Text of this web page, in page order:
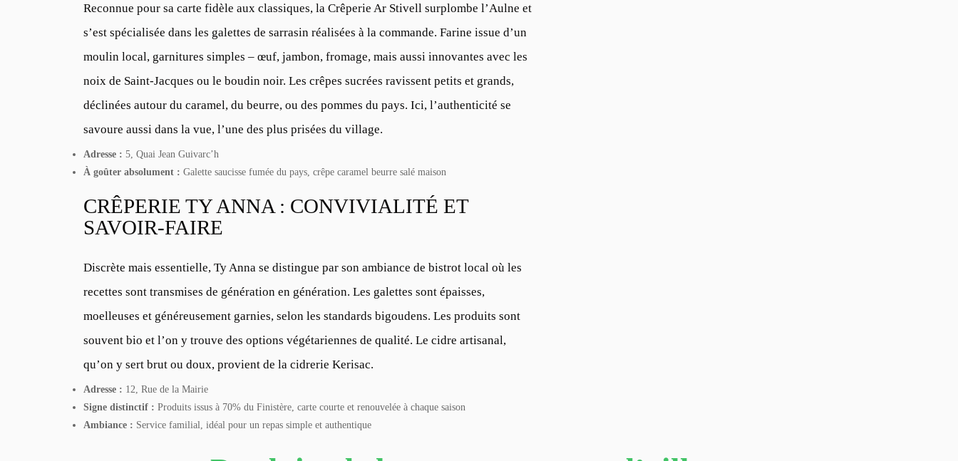
Reconnue pour sa carte fidèle aux classiques, la Crêperie Ar Stivell surplombe l’Aulne et
s’est spécialisée dans les galettes de sarrasin réalisées à la commande. Farine issue d’un
moulin local, garnitures simples – œuf, jambon, fromage, mais aussi innovantes avec les
noix de Saint-Jacques ou le boudin noir. Les crêpes sucrées ravissent petits et grands,
déclinées autour du caramel, du beurre, ou des pommes du pays. Ici, l’authenticité se
savoure aussi dans la vue, l’une des plus prisées du village.
Adresse : 5, Quai Jean Guivarc’h
À goûter absolument : Galette saucisse fumée du pays, crêpe caramel beurre salé maison
CRÊPERIE TY ANNA : CONVIVIALITÉ ET
SAVOIR-FAIRE
Discrète mais essentielle, Ty Anna se distingue par son ambiance de bistrot local où les
recettes sont transmises de génération en génération. Les galettes sont épaisses,
moelleuses et généreusement garnies, selon les standards bigoudens. Les produits sont
souvent bio et l’on y trouve des options végétariennes de qualité. Le cidre artisanal,
qu’on y sert brut ou doux, provient de la cidrerie Kerisac.
Adresse : 12, Rue de la Mairie
Signe distinctif : Produits issus à 70% du Finistère, carte courte et renouvelée à chaque saison
Ambiance : Service familial, idéal pour un repas simple et authentique